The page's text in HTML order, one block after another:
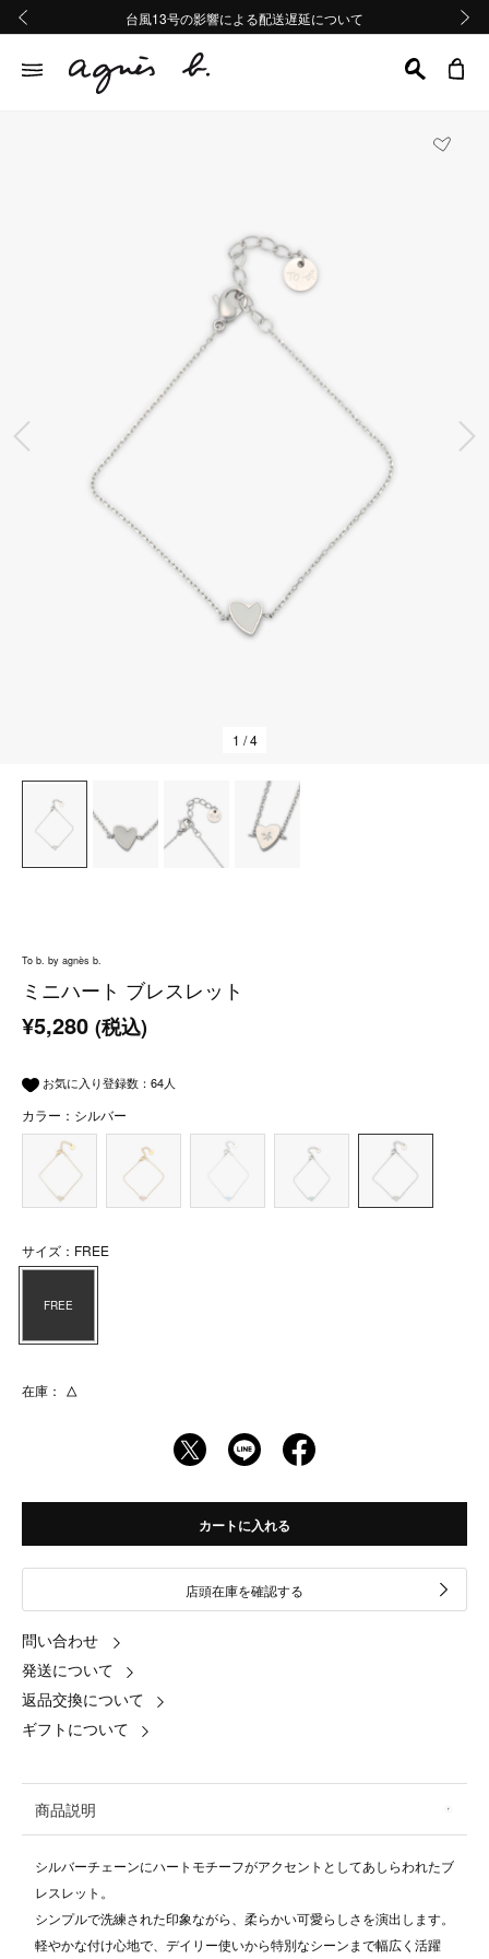
熊本地域地震の影響による配送遅延について
Summer Sale 2buy10%OFF!!
台風13号の影響による配送遅延について
熊本地域地震の影響による配送遅延について
Summer Sale 2buy10%OFF!!
前の画像
1 / 4
To b. by agnès b.
ミニハート ブレスレット
¥5,280 (税込)
お気に入り登録数： 64人
カラー：シルバー
サイズ：FREE
FREE
在庫： △
カートに入れる
店頭在庫を確認する
問い合わせ
発送について
返品交換について
ギフトについて
商品説明
シルバーチェーンにハートモチーフがアクセントとしてあしらわれたブ
レスレット。
シンプルで洗練された印象ながら、柔らかい可愛らしさを演出します。
軽やかな付け心地で、デイリー使いから特別なシーンまで幅広く活躍